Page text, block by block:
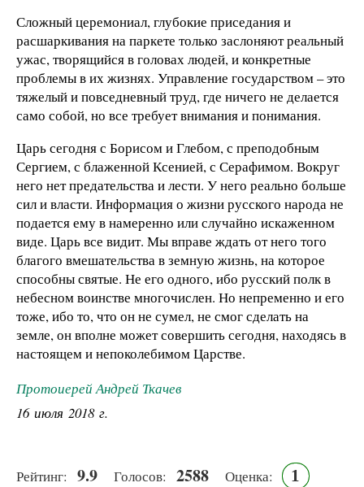
Сложный церемониал, глубокие приседания и
расшаркивания на паркете только заслоняют реальный
ужас, творящийся в головах людей, и конкретные
проблемы в их жизнях. Управление государством – это
тяжелый и повседневный труд, где ничего не делается
само собой, но все требует внимания и понимания.
Царь сегодня с Борисом и Глебом, с преподобным
Сергием, с блаженной Ксенией, с Серафимом. Вокруг
него нет предательства и лести. У него реально больше
сил и власти. Информация о жизни русского народа не
подается ему в намеренно или случайно искаженном
виде. Царь все видит. Мы вправе ждать от него того
благого вмешательства в земную жизнь, на которое
способны святые. Не его одного, ибо русский полк в
небесном воинстве многочислен. Но непременно и его
тоже, ибо то, что он не сумел, не смог сделать на
земле, он вполне может совершить сегодня, находясь в
настоящем и непоколебимом Царстве.
Протоиерей Андрей Ткачев
16 июля 2018 г.
Рейтинг: 9.9 Голосов: 2588 Оценка: 1